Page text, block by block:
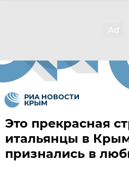
Это прекрасная
итальянцы в
признались в